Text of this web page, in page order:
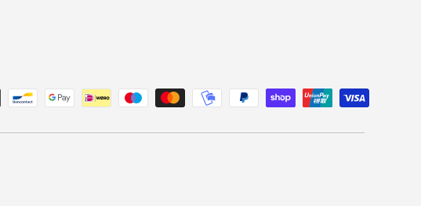
accepted